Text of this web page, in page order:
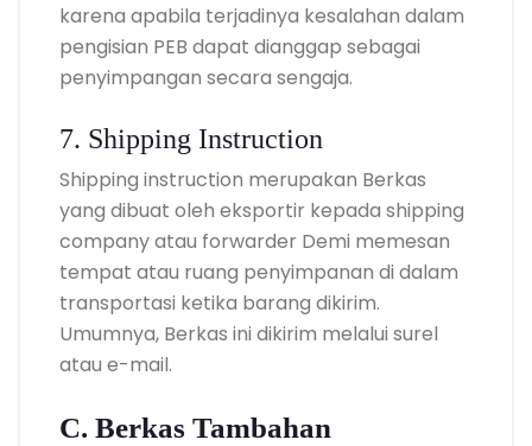
karena apabila terjadinya kesalahan dalam
pengisian PEB dapat dianggap sebagai
penyimpangan secara sengaja.
7. Shipping Instruction
Shipping instruction merupakan Berkas
yang dibuat oleh eksportir kepada shipping
company atau forwarder Demi memesan
tempat atau ruang penyimpanan di dalam
transportasi ketika barang dikirim.
Umumnya, Berkas ini dikirim melalui surel
atau e-mail.
C. Berkas Tambahan